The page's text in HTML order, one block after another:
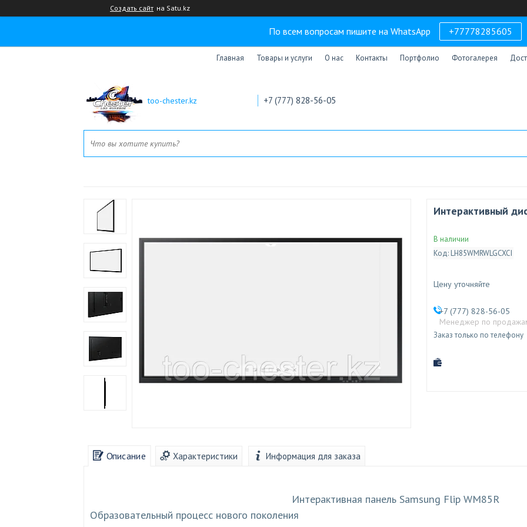
Создать сайт на Satu.kz
По всем вопросам пишите на WhatsApp +77778285605
Главная Товары и услуги О нас Контакты Портфолио Фотогалерея
too-chester.kz +7 (777) 828-56-05
Интерактивный
В наличии
Код: LH85WMRWLGCXCI
Цену уточняйте
+7 (777) 828-56-05
Менеджер по
Заказ только по телефону
Описание Характеристики Информация для заказа
Интерактивная панель Samsung Flip WM85R
Образовательный процесс нового поколения